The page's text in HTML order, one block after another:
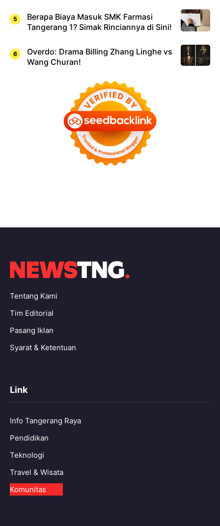
Berapa Biaya Masuk SMK Farmasi
Tangerang 1? Simak Rinciannya di Sini!
Overdo: Drama Billing Zhang Linghe vs
Wang Churan!
Tentang Kami
Tim Editorial
Pasang Iklan
Syarat & Ketentuan
Link
Info Tangerang Raya
Pendidikan
Teknologi
Travel & Wisata
Komunitas